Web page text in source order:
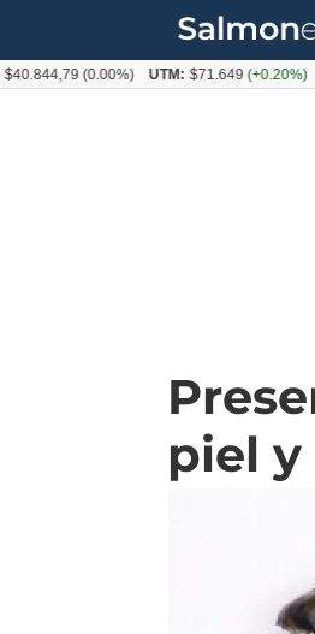
piel
(0.00%) UTM: $71.649(+0.20%) Dólar: